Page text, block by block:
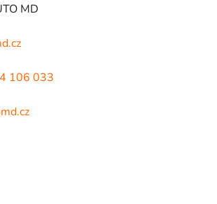
MD
106 033